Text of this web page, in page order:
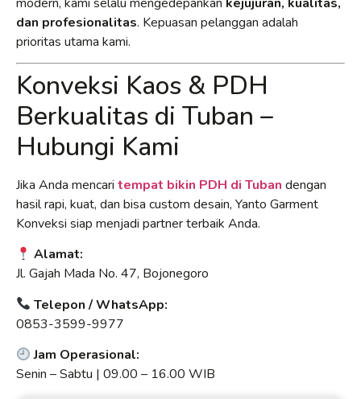
dan profesionalitas. Kepuasan pelanggan adalah
prioritas utama kami.
Konveksi Kaos & PDH
Berkualitas di Tuban –
Hubungi Kami
Jika Anda mencari tempat bikin PDH di Tuban dengan
hasil rapi, kuat, dan bisa custom desain, Yanto Garment
Konveksi siap menjadi partner terbaik Anda.
Alamat:
Jl. Gajah Mada No. 47, Bojonegoro
Telepon / WhatsApp:
0853-3599-9977
Jam Operasional:
Senin – Sabtu | 09.00 – 16.00 WIB